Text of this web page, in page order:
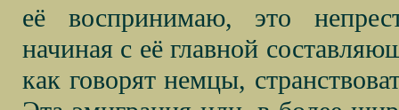
её воспринимаю, это
начиная с её главной
как говорят немцы,